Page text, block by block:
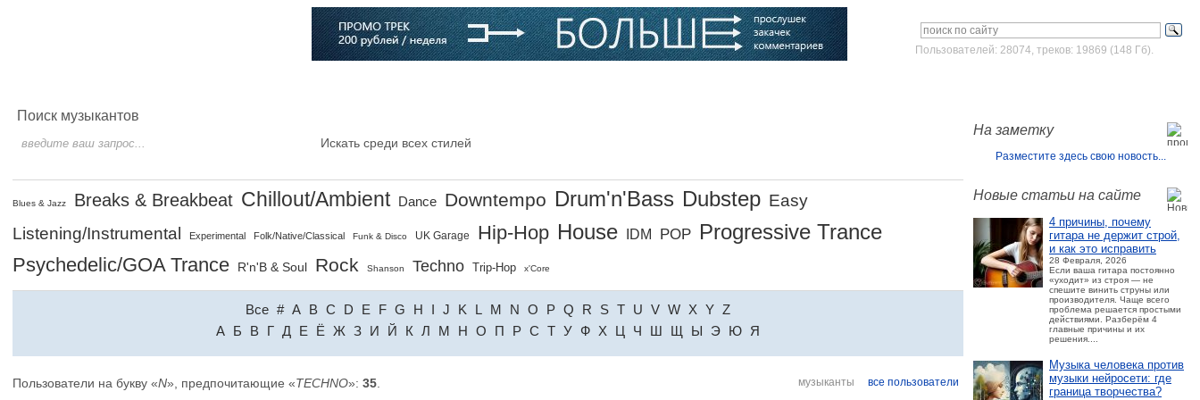
Пользователей: 28074, треков: 19869 (148 Гб).
На заметку
Разместите здесь свою новость...
Новые статьи на сайте
4 причины, почему
гитара не держит строй,
и как это исправить
28 Февраля, 2026
Если ваша гитара постоянно
«уходит» из строя — не
спешите винить струны или
производителя. Чаще всего
проблема решается простыми
действиями. Разберём 4
главные причины и их
решения....
Музыка человека против
музыки нейросети: где
граница творчества?
Поиск музыкантов
Искать среди всех стилей
Blues & Jazz Breaks & Breakbeat Chillout/Ambient Dance Downtempo Drum'n'Bass Dubstep Easy
Listening/Instrumental
Experimental Folk/Native/Classical Funk & Disco UK Garage Hip-Hop House IDM POP Progressive Trance
Psychedelic/GOA Trance R'n'B & Soul Rock Shanson Techno Trip-Hop x'Core
Все # A B C D E F G H I J K L M N O P Q R S T U V W X Y Z
A Б В Г Д Е Ё Ж З И Й К Л М Н О П Р С Т У Ф Х Ц Ч Ш Щ Ы Э Ю Я
Пользователи на букву «N», предпочитающие «TECHNO»: 35 все пользователи
музыканты